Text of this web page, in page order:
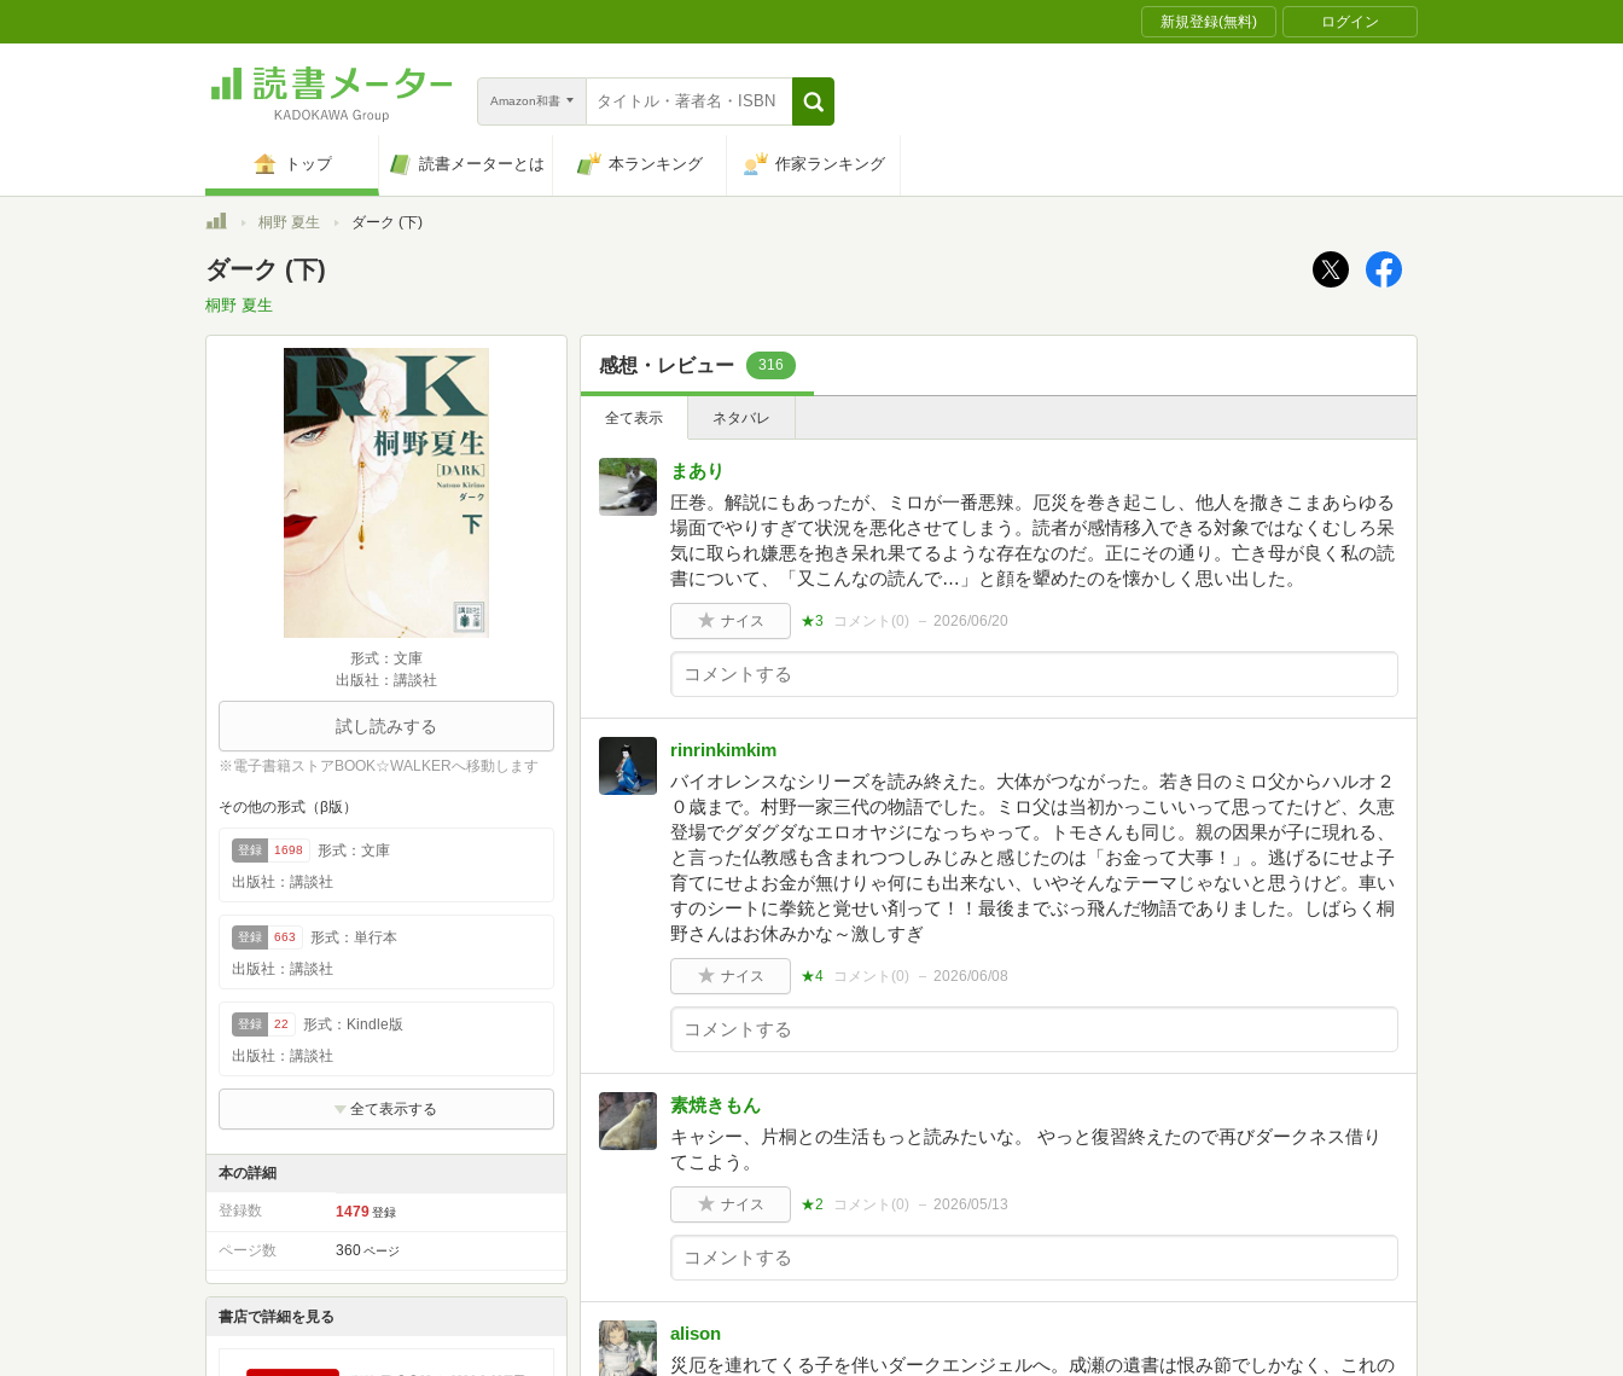
新規登録(無料) ログイン
Amazon和書
トップ 読書メーターとは 本ランキング 作家ランキング
トップ桐野 夏生 ダーク (下)
ダーク (下)
桐野 夏生
形式：文庫
出版社：講談社
試し読みする
※電子書籍ストアBOOK☆WALKERへ移動します
その他の形式（β版）
登録 1698
形式：文庫
出版社：講談社
登録 663
形式：単行本
出版社：講談社
登録 22
形式：Kindle版
出版社：講談社
全て表示する
本の詳細
登録数 1479 登録
ページ数 360 ページ
書店で詳細を見る
感想・レビュー 316
全て表示 ネタバレ
まあり
圧巻。解説にもあったが、ミロが一番悪辣。厄災を巻き起こし、他人を撒きこまあらゆる
場面でやりすぎて状況を悪化させてしまう。読者が感情移入できる対象ではなくむしろ呆
気に取られ嫌悪を抱き呆れ果てるような存在なのだ。正にその通り。亡き母が良く私の読
書について、「又こんなの読んで…」と顔を顰めたのを懐かしく思い出した。
ナイス ★3 コメント(0) 2026/06/20
rinrinkimkim
バイオレンスなシリーズを読み終えた。大体がつながった。若き日のミロ父からハルオ２
０歳まで。村野一家三代の物語でした。ミロ父は当初かっこいいって思ってたけど、久恵
登場でグダグダなエロオヤジになっちゃって。トモさんも同じ。親の因果が子に現れる、
と言った仏教感も含まれつつしみじみと感じたのは「お金って大事！」。逃げるにせよ子
育てにせよお金が無けりゃ何にも出来ない、いやそんなテーマじゃないと思うけど。車い
すのシートに拳銃と覚せい剤って！！最後までぶっ飛んだ物語でありました。しばらく桐
野さんはお休みかな～激しすぎ
ナイス ★4 コメント(0) 2026/06/08
素焼きもん
キャシー、片桐との生活もっと読みたいな。 やっと復習終えたので再びダークネス借り
てこよう。
ナイス ★2 コメント(0) 2026/05/13
alison
災厄を連れてくる子を伴いダークエンジェルへ。成瀬の遺書は恨み節でしかなく、これの